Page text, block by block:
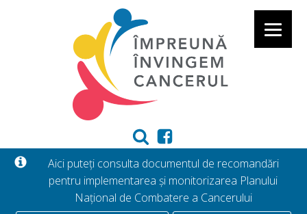
Aici puteți consulta documentul de recomandări
pentru implementarea și monitorizarea Planului
Național de Combatere a Cancerului